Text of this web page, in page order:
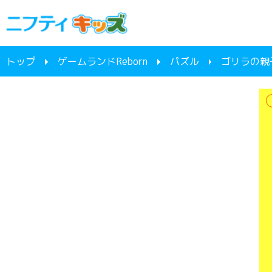
トップ ゲームランドReborn パズル ゴリラの